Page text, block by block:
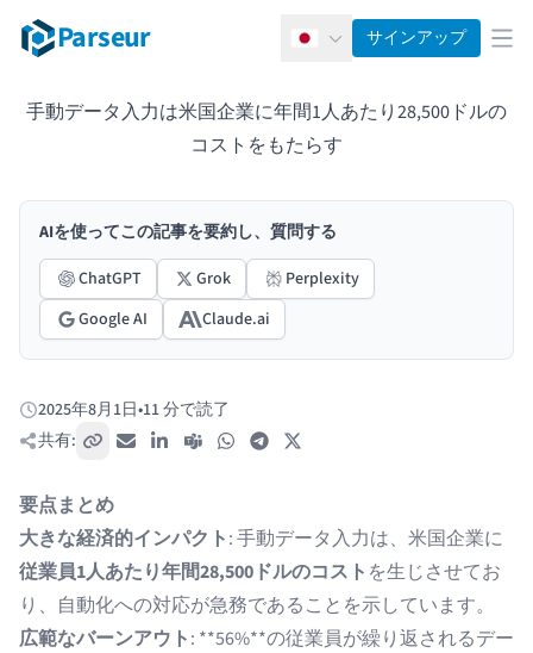
Parseur 日本語サインアップ メ
手動データ入力は米国企業に年間1人あたり28,500ドルの
コストをもたらす
AIを使ってこの記事を要約し、質問する
ChatGPT
Grok
Perplexity
Google AI
Claude.ai
公開日:
2025年8月1日•11 分で読了
共有:
リンクをコピー
メールLinkedIn
Teams WhatsAppTelegram
要点まとめ
大きな経済的インパクト: 手動データ入力は、米国企業に
従業員1人あたり年間28,500ドルのコスト を生じさせてお
り、自動化への対応が急務であることを示しています。
広範なバーンアウト: **56%**の従業員が繰り返されるデー